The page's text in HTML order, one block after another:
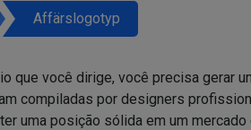
Affärslogotyp
que você dirige, você precisa gerar
compiladas por designers
uma posição sólida em um